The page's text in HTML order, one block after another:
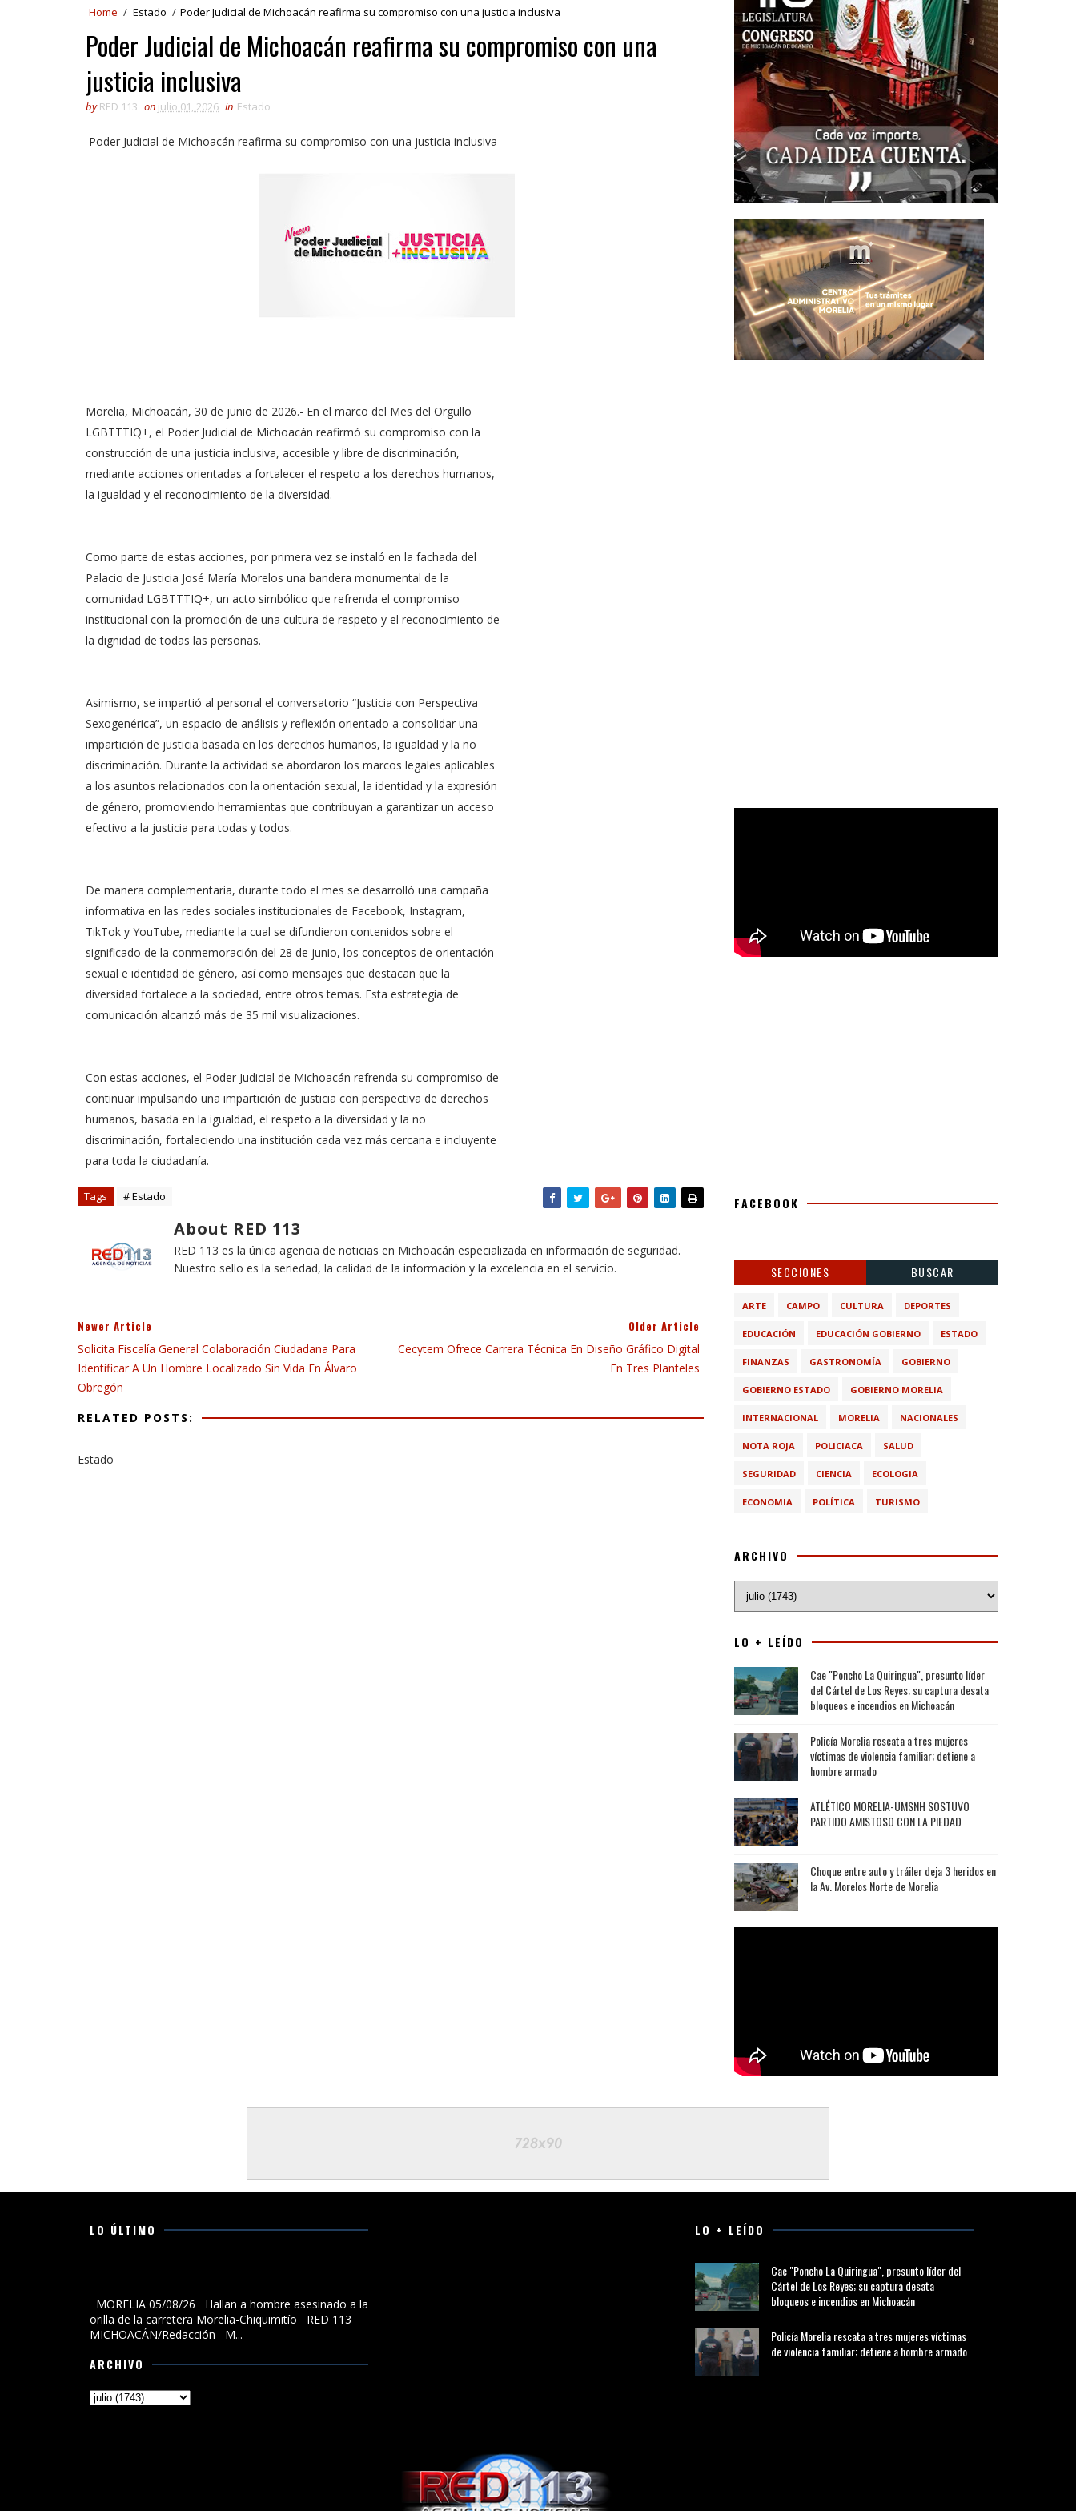
Home / Estado / Poder Judicial de Michoacán reafirma su compromiso con una justicia inclusiva
Poder Judicial de Michoacán reafirma su compromiso con una
justicia inclusiva
by RED 113 on julio 01, 2026 in Estado
Poder Judicial de Michoacán reafirma su compromiso con una justicia inclusiva
Morelia, Michoacán, 30 de junio de 2026.- En el marco del Mes del Orgullo
LGBTTTIQ+, el Poder Judicial de Michoacán reafirmó su compromiso con la
construcción de una justicia inclusiva, accesible y libre de discriminación,
mediante acciones orientadas a fortalecer el respeto a los derechos humanos,
la igualdad y el reconocimiento de la diversidad.
Como parte de estas acciones, por primera vez se instaló en la fachada del
Palacio de Justicia José María Morelos una bandera monumental de la
comunidad LGBTTTIQ+, un acto simbólico que refrenda el compromiso
institucional con la promoción de una cultura de respeto y el reconocimiento de
la dignidad de todas las personas.
Asimismo, se impartió al personal el conversatorio “Justicia con Perspectiva
Sexogenérica”, un espacio de análisis y reflexión orientado a consolidar una
impartición de justicia basada en los derechos humanos, la igualdad y la no
discriminación. Durante la actividad se abordaron los marcos legales aplicables
a los asuntos relacionados con la orientación sexual, la identidad y la expresión
de género, promoviendo herramientas que contribuyan a garantizar un acceso
efectivo a la justicia para todas y todos.
De manera complementaria, durante todo el mes se desarrolló una campaña
informativa en las redes sociales institucionales de Facebook, Instagram,
TikTok y YouTube, mediante la cual se difundieron contenidos sobre el
significado de la conmemoración del 28 de junio, los conceptos de orientación
sexual e identidad de género, así como mensajes que destacan que la
diversidad fortalece a la sociedad, entre otros temas. Esta estrategia de
comunicación alcanzó más de 35 mil visualizaciones.
Con estas acciones, el Poder Judicial de Michoacán refrenda su compromiso de
continuar impulsando una impartición de justicia con perspectiva de derechos
humanos, basada en la igualdad, el respeto a la diversidad y la no
discriminación, fortaleciendo una institución cada vez más cercana e incluyente
para toda la ciudadanía.
Tags # Estado
About RED 113
RED 113 es la única agencia de noticias en Michoacán especializada en información de seguridad.
Nuestro sello es la seriedad, la calidad de la información y la excelencia en el servicio.
Newer Article
Solicita Fiscalía General Colaboración Ciudadana Para
Identificar A Un Hombre Localizado Sin Vida En Álvaro
Obregón
Older Article
Cecytem Ofrece Carrera Técnica En Diseño Gráfico Digital
En Tres Planteles
RELATED POSTS:
Estado
FACEBOOK
SECCIONES BUSCAR
ARTE CAMPO CULTURA DEPORTES
EDUCACIÓN EDUCACIÓN GOBIERNO ESTADO
FINANZAS GASTRONOMÍA GOBIERNO
GOBIERNO ESTADO GOBIERNO MORELIA
INTERNACIONAL MORELIA NACIONALES
NOTA ROJA POLICIACA SALUD
SEGURIDAD CIENCIA ECOLOGIA
ECONOMIA POLÍTICA TURISMO
ARCHIVO
LO + LEÍDO
Cae "Poncho La Quiringua", presunto líder
del Cártel de Los Reyes; su captura desata
bloqueos e incendios en Michoacán
Policía Morelia rescata a tres mujeres
víctimas de violencia familiar; detiene a
hombre armado
ATLÉTICO MORELIA-UMSNH SOSTUVO
PARTIDO AMISTOSO CON LA PIEDAD
Choque entre auto y tráiler deja 3 heridos en
la Av. Morelos Norte de Morelia
LO ÚLTIMO
MORELIA 05/08/26 Hallan a hombre asesinado a la
orilla de la carretera Morelia-Chiquimitío RED 113
MICHOACÁN/Redacción M...
ARCHIVO
LO + LEÍDO
Cae "Poncho La Quiringua", presunto líder del
Cártel de Los Reyes; su captura desata
bloqueos e incendios en Michoacán
Policía Morelia rescata a tres mujeres víctimas
de violencia familiar; detiene a hombre armado